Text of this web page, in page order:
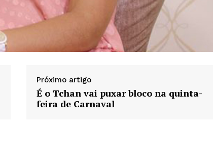
Próximo artigo
É o Tchan vai puxar bloco na quinta-
feira de Carnaval